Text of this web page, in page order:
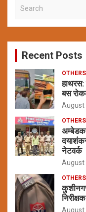
c
Recent Posts
OTHERS
हाथरस:
बस
August
OTHERS
नेटवर्क
August
OTHERS
August